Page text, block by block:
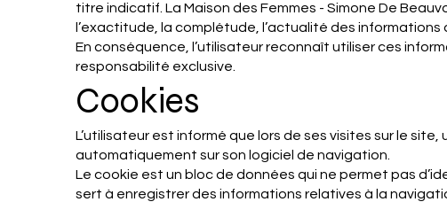
titre indicatif. La Maison des Femmes - Simone De
l’exactitude, la complétude, l’actualité des informations
En conséquence, l’utilisateur reconnaît utiliser ces
responsabilité exclusive.
Cookies
L’utilisateur est informé que lors de ses visites sur le site,
automatiquement sur son logiciel de navigation.
Le cookie est un bloc de données qui ne permet pas
sert à enregistrer des informations relatives à la